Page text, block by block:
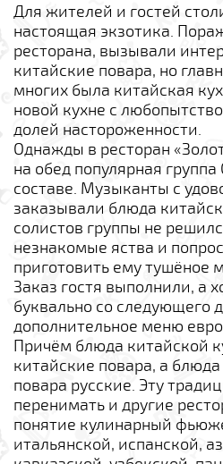
Для жителей и гостей
настоящая экзотика.
ресторана, вызывали
китайские повара, но
многих была китайская
новой кухне с
долей настороженности.
Однажды в ресторан
на обед популярная
составе. Музыканты с
заказывали блюда
солистов группы не
незнакомые яства и
приготовить ему тушёное
Заказ гостя выполнили, а
буквально со следующего
дополнительное меню
Причём блюда китайской
китайские повара, а
повара русские. Эту
перенимать и другие
понятие кулинарный
итальянской, испанской,